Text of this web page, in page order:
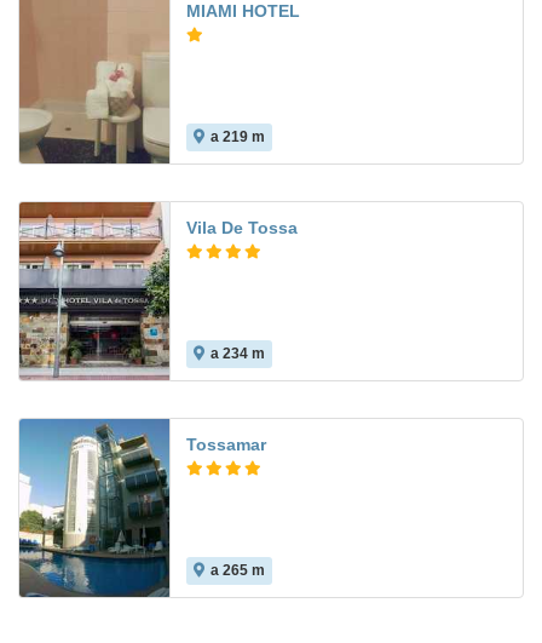
MIAMI HOTEL
a 219 m
Vila De Tossa
a 234 m
Tossamar
a 265 m